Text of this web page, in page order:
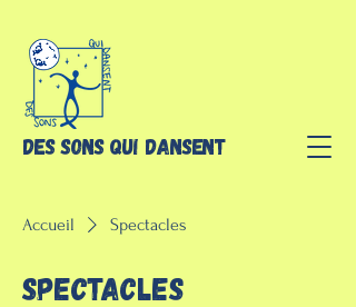
Des sons qui dansent
Accueil Spectacles
Spectacles